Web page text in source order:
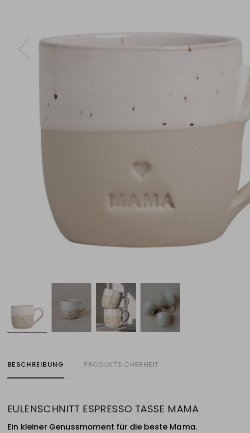
BESCHREIBUNG PRODUKTSICHERHEIT
EULENSCHNITT ESPRESSO TASSE MAMA
Ein kleiner Genussmoment für die beste Mama.